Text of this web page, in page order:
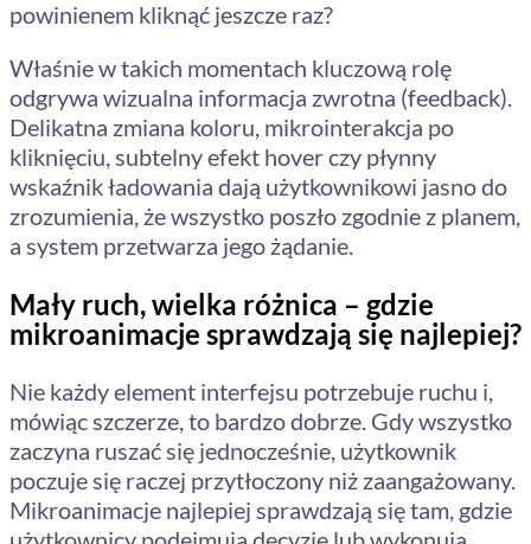
powinienem kliknąć jeszcze raz?
Właśnie w takich momentach kluczową rolę
odgrywa wizualna informacja zwrotna (feedback).
Delikatna zmiana koloru, mikrointerakcja po
kliknięciu, subtelny efekt hover czy płynny
wskaźnik ładowania dają użytkownikowi jasno do
zrozumienia, że wszystko poszło zgodnie z planem,
a system przetwarza jego żądanie.
Mały ruch, wielka różnica – gdzie
mikroanimacje sprawdzają się najlepiej?
Nie każdy element interfejsu potrzebuje ruchu i,
mówiąc szczerze, to bardzo dobrze. Gdy wszystko
zaczyna ruszać się jednocześnie, użytkownik
poczuje się raczej przytłoczony niż zaangażowany.
Mikroanimacje najlepiej sprawdzają się tam, gdzie